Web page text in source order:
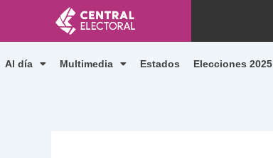
contenido
Al día Multimedia Estados Elecciones 2025